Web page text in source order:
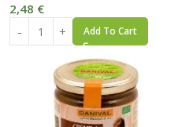
2,48 €
Add To Cart